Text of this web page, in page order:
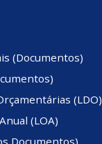
(Documentos)
(LDO)
(LOA)
Documentos)